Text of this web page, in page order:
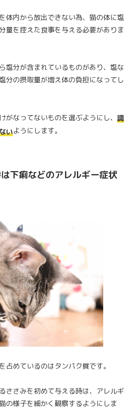
体内から放出できない為、猫の体に塩
量を控えた食事を与える必要がありま
塩分が含まれているものがあり、塩な
分の摂取量が増え体の負担になってし
がなってないものを選ぶようにし、 調
いようにします。
下痢などのアレルギー症状
占めているのはタンパク質です。
ささみを初めて与える時は、アレルギ
の様子を細かく観察するようにしま